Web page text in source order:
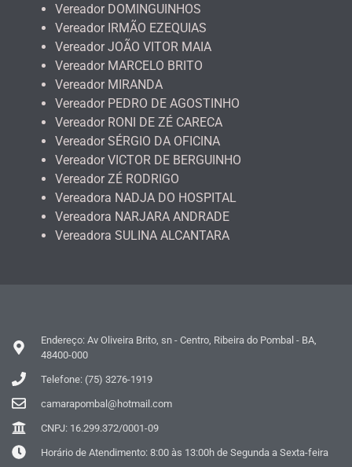
Vereador DOMINGUINHOS
Vereador IRMÃO EZEQUIAS
Vereador JOÃO VITOR MAIA
Vereador MARCELO BRITO
Vereador MIRANDA
Vereador PEDRO DE AGOSTINHO
Vereador RONI DE ZÉ CARECA
Vereador SÉRGIO DA OFICINA
Vereador VICTOR DE BERGUINHO
Vereador ZÉ RODRIGO
Vereadora NADJA DO HOSPITAL
Vereadora NARJARA ANDRADE
Vereadora SULINA ALCANTARA
Endereço: Av Oliveira Brito, sn - Centro, Ribeira do Pombal - BA,
48400-000
Telefone: (75) 3276-1919
camarapombal@hotmail.com
CNPJ: 16.299.372/0001-09
Horário de Atendimento: 8:00 às 13:00h de Segunda a Sexta-feira